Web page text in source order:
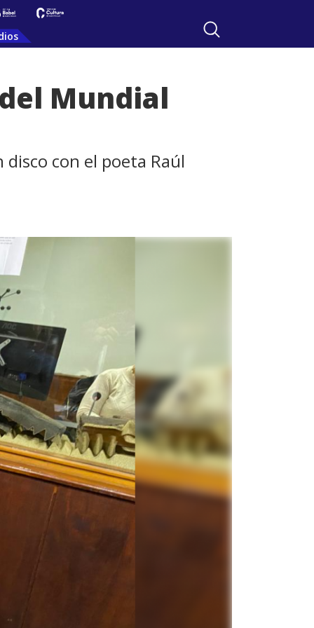
Mundial
con el poeta Raúl